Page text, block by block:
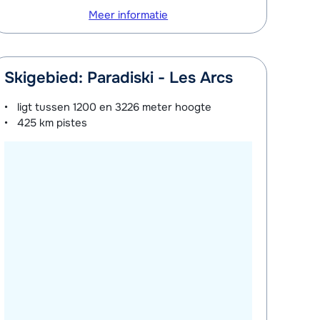
Meer informatie
Skigebied: Paradiski - Les Arcs
ligt tussen1200 en 3226 meter hoogte
425 km pistes